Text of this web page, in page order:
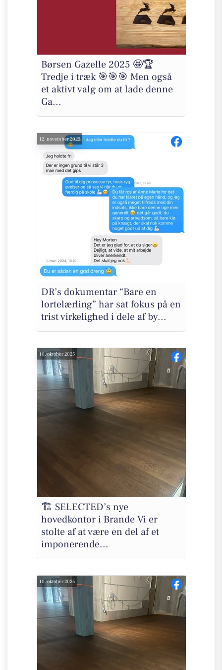
Børsen Gazelle 2025 🤩🏆
Tredje i træk 🎯🎯🎯 Men også
et aktivt valg om at lade denne
Ga...
12. november 2025
DR’s dokumentar “Bare en
lortelærling” har sat fokus på en
trist virkelighed i dele af by...
10. oktober 2025
🏗️ SELECTED’s nye
hovedkontor i Brande Vi er
stolte af at være en del af et
imponerende...
10. oktober 2025